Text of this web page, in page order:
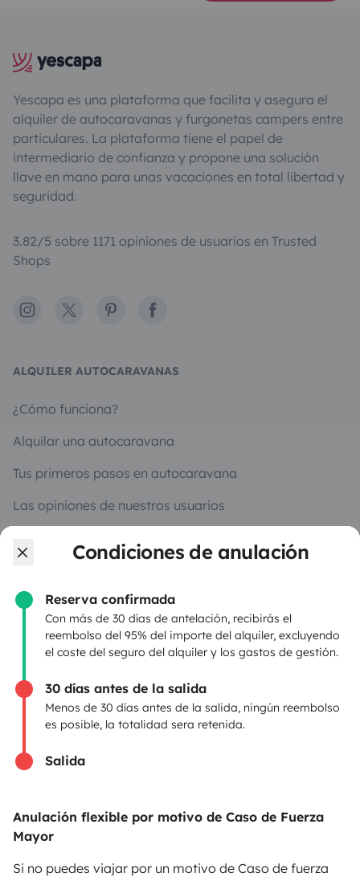
Condiciones de anulación
Reserva confirmada
Con más de 30 días de antelación, recibirás el
reembolso del 95% del importe del alquiler, excluyendo
el coste del seguro del alquiler y los gastos de gestión.
30 días antes de la salida
Menos de 30 días antes de la salida, ningún reembolso
es posible, la totalidad sera retenida.
Salida
Anulación flexible por motivo de Caso de Fuerza
Mayor
Si no puedes viajar por un motivo de Caso de fuerza
Yescapa es una plataforma que facilita y asegura el
alquiler de autocaravanas y furgonetas campers entre
particulares. La plataforma tiene el papel de
intermediario de confianza y propone una solución
llave en mano para unas vacaciones en total libertad y
seguridad.
3.82/5 sobre 1171 opiniones de usuarios en Trusted
Shops
Instagram
X PinterestFacebook
ALQUILER AUTOCARAVANAS
¿Cómo funciona?
Alquilar una autocaravana
Tus primeros pasos en autocaravana
Las opiniones de nuestros usuarios
PROPIETARIOS
Anunciar un vehículo
Seguros de alquiler
Asistencias de alquiler
Ayuda propietario
Medios de pago seguros Pago en varios plazos